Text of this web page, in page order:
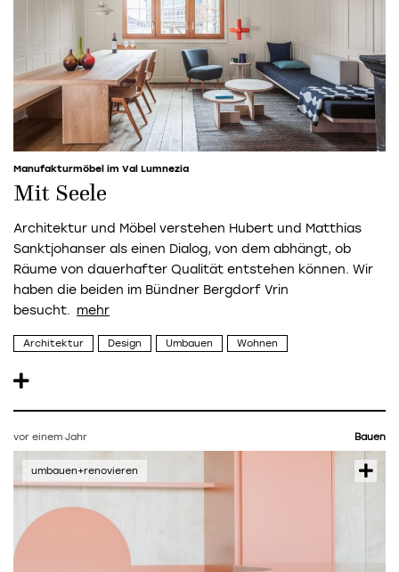
Manufakturmöbel im Val Lumnezia
Mit Seele
Architektur und Möbel verstehen Hubert und Matthias
Sanktjohanser als einen Dialog, von dem abhängt, ob
Räume von dauerhafter Qualität entstehen können. Wir
haben die beiden im Bündner Bergdorf Vrin
besucht.
Architektur Design Umbauen Wohnen
vor einem Jahr Bauen